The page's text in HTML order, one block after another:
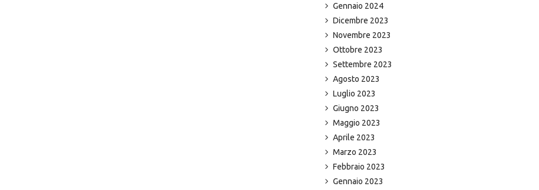
Gennaio 2024
Dicembre 2023
Novembre 2023
Ottobre 2023
Settembre 2023
Agosto 2023
Luglio 2023
Giugno 2023
Maggio 2023
Aprile 2023
Marzo 2023
Febbraio 2023
Gennaio 2023